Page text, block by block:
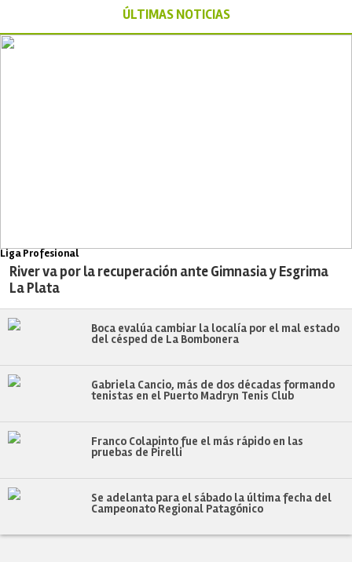
ÚLTIMAS NOTICIAS
Liga Profesional
River va por la recuperación ante Gimnasia y Esgrima
La Plata
Boca evalúa cambiar la localía por el mal estado
del césped de La Bombonera
Gabriela Cancio, más de dos décadas formando
tenistas en el Puerto Madryn Tenis Club
Franco Colapinto fue el más rápido en las
pruebas de Pirelli
Se adelanta para el sábado la última fecha del
Campeonato Regional Patagónico